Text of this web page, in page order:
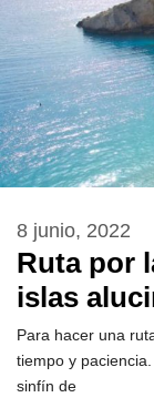
Ruta por
islas
8 junio, 2022
Para hacer una
tiempo y
sinfín de